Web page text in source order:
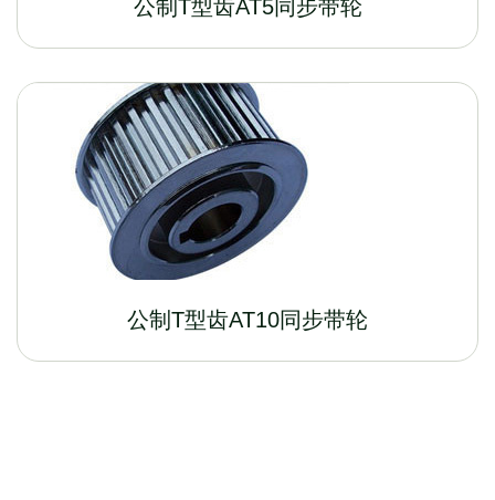
公制T型齿AT5同步带轮
公制T型齿AT10同步带轮